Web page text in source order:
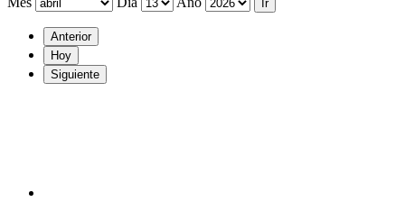
Anterior
Hoy
Siguiente